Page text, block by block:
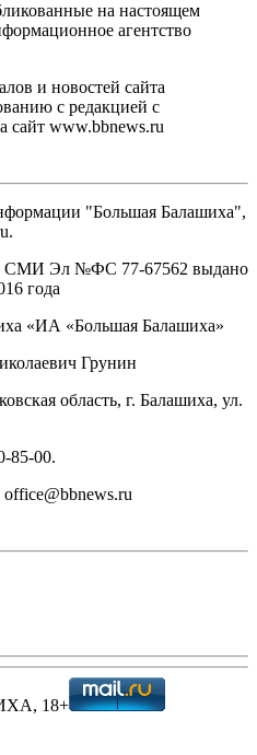
на настоящем
агентство
и новостей сайта
с редакцией с
сайт www.bbnews.ru
"Большая Балашиха",
СМИ Эл №ФС ‎77-67562 выдано
года
«ИА «Большая Балашиха»
Грунин
область, г. Балашиха, ул.
85-00.
18+